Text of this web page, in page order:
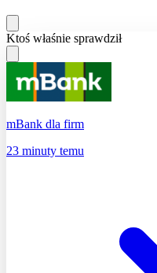
Ktoś właśnie sprawdził
mBank dla firm
23 minuty temu